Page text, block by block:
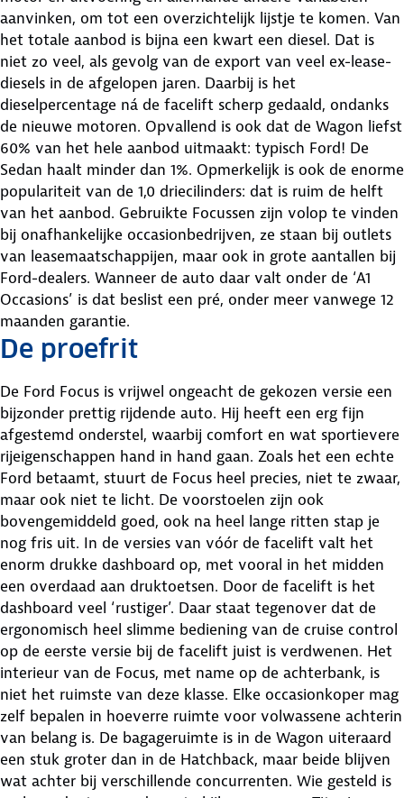
aanvinken, om tot een overzichtelijk lijstje te komen. Van
het totale aanbod is bijna een kwart een diesel. Dat is
niet zo veel, als gevolg van de export van veel ex-lease-
diesels in de afgelopen jaren. Daarbij is het
dieselpercentage ná de facelift scherp gedaald, ondanks
de nieuwe motoren. Opvallend is ook dat de Wagon liefst
60% van het hele aanbod uitmaakt: typisch Ford! De
Sedan haalt minder dan 1%. Opmerkelijk is ook de enorme
populariteit van de 1,0 driecilinders: dat is ruim de helft
van het aanbod. Gebruikte Focussen zijn volop te vinden
bij onafhankelijke occasionbedrijven, ze staan bij outlets
van leasemaatschappijen, maar ook in grote aantallen bij
Ford-dealers. Wanneer de auto daar valt onder de ‘A1
Occasions’ is dat beslist een pré, onder meer vanwege 12
maanden garantie.
De proefrit
De Ford Focus is vrijwel ongeacht de gekozen versie een
bijzonder prettig rijdende auto. Hij heeft een erg fijn
afgestemd onderstel, waarbij comfort en wat sportievere
rijeigenschappen hand in hand gaan. Zoals het een echte
Ford betaamt, stuurt de Focus heel precies, niet te zwaar,
maar ook niet te licht. De voorstoelen zijn ook
bovengemiddeld goed, ook na heel lange ritten stap je
nog fris uit. In de versies van vóór de facelift valt het
enorm drukke dashboard op, met vooral in het midden
een overdaad aan druktoetsen. Door de facelift is het
dashboard veel ‘rustiger’. Daar staat tegenover dat de
ergonomisch heel slimme bediening van de cruise control
op de eerste versie bij de facelift juist is verdwenen. Het
interieur van de Focus, met name op de achterbank, is
niet het ruimste van deze klasse. Elke occasionkoper mag
zelf bepalen in hoeverre ruimte voor volwassene achterin
van belang is. De bagageruimte is in de Wagon uiteraard
een stuk groter dan in de Hatchback, maar beide blijven
wat achter bij verschillende concurrenten. Wie gesteld is